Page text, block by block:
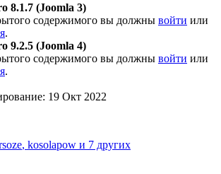
8.1.7 (Joomla 3)
содержимого вы должны войти или
.
9.2.5 (Joomla 4)
содержимого вы должны войти или
.
19 Окт 2022
, kosolapow и 7 других